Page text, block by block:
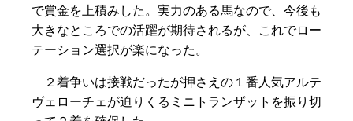
で賞金を上積みした。実力のある馬なので、今後も
大きなところでの活躍が期待されるが、これでロー
テーション選択が楽になった。
２着争いは接戦だったが押さえの１番人気アルテ
ヴェローチェが迫りくるミニトランザットを振り切